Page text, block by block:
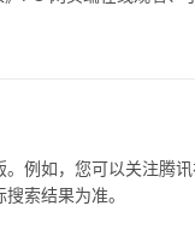
例如，您可以关注腾
索结果为准。